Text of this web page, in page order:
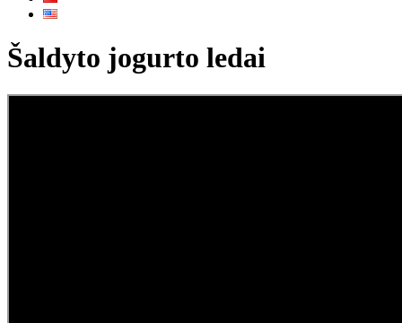
Šaldyto jogurto ledai